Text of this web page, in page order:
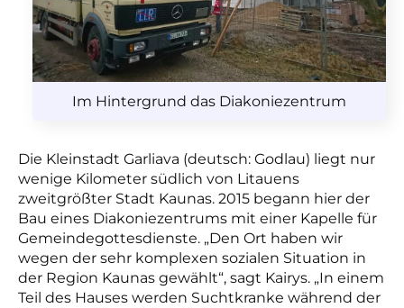
Im Hintergrund das Diakoniezentrum
Die Kleinstadt Garliava (deutsch: Godlau) liegt nur
wenige Kilometer südlich von Litauens
zweitgrößter Stadt Kaunas. 2015 begann hier der
Bau eines Diakoniezentrums mit einer Kapelle für
Gemeindegottesdienste. „Den Ort haben wir
wegen der sehr komplexen sozialen Situation in
der Region Kaunas gewählt“, sagt Kairys. „In einem
Teil des Hauses werden Suchtkranke während der